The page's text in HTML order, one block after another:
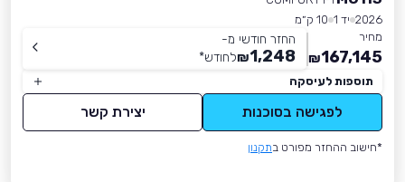
2026 יד 1
10 ק״מ
מחיר
167,145
₪
החזר חודשי מ-
1,248
₪לחודש*
תוספות לעיסקה
לפגישה בסוכנות יצירת קשר
*חישוב ההחזר מפורט בתקנון